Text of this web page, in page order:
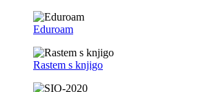
Eduroam
Rastem s knjigo